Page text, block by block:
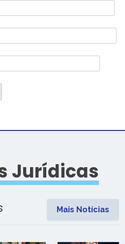
Jurídicas
Mais Notícias